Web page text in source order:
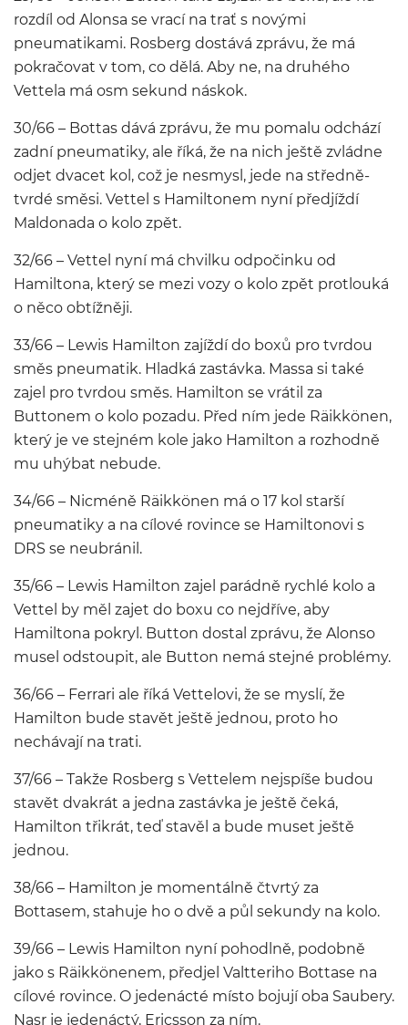
rozdíl od Alonsa se vrací na trať s novými
pneumatikami. Rosberg dostává zprávu, že má
pokračovat v tom, co dělá. Aby ne, na druhého
Vettela má osm sekund náskok.
30/66 – Bottas dává zprávu, že mu pomalu odchází
zadní pneumatiky, ale říká, že na nich ještě zvládne
odjet dvacet kol, což je nesmysl, jede na středně-
tvrdé směsi. Vettel s Hamiltonem nyní předjíždí
Maldonada o kolo zpět.
32/66 – Vettel nyní má chvilku odpočinku od
Hamiltona, který se mezi vozy o kolo zpět protlouká
o něco obtížněji.
33/66 – Lewis Hamilton zajíždí do boxů pro tvrdou
směs pneumatik. Hladká zastávka. Massa si také
zajel pro tvrdou směs. Hamilton se vrátil za
Buttonem o kolo pozadu. Před ním jede Räikkönen,
který je ve stejném kole jako Hamilton a rozhodně
mu uhýbat nebude.
34/66 – Nicméně Räikkönen má o 17 kol starší
pneumatiky a na cílové rovince se Hamiltonovi s
DRS se neubránil.
35/66 – Lewis Hamilton zajel parádně rychlé kolo a
Vettel by měl zajet do boxu co nejdříve, aby
Hamiltona pokryl. Button dostal zprávu, že Alonso
musel odstoupit, ale Button nemá stejné problémy.
36/66 – Ferrari ale říká Vettelovi, že se myslí, že
Hamilton bude stavět ještě jednou, proto ho
nechávají na trati.
37/66 – Takže Rosberg s Vettelem nejspíše budou
stavět dvakrát a jedna zastávka je ještě čeká,
Hamilton třikrát, teď stavěl a bude muset ještě
jednou.
38/66 – Hamilton je momentálně čtvrtý za
Bottasem, stahuje ho o dvě a půl sekundy na kolo.
39/66 – Lewis Hamilton nyní pohodlně, podobně
jako s Räikkönenem, předjel Valtteriho Bottase na
cílové rovince. O jedenácté místo bojují oba Saubery.
Nasr je jedenáctý, Ericsson za ním.